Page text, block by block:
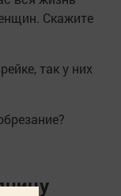
Скажите
так у них